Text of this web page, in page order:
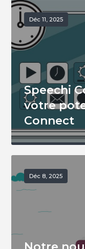
Déc 11, 2025
Speechi
votre
Connect
Déc 8, 2025